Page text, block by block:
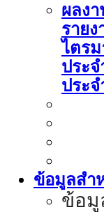
ผลง
รายง
ไตร
ประจ
ประจ
ข้อมูลสำ
ข้อมู